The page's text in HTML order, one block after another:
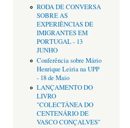
RODA DE CONVERSA
SOBRE AS
EXPERIÊNCIAS DE
IMIGRANTES EM
PORTUGAL - 13
JUNHO
Conferência sobre Mário
Henrique Leiria na UPP
- 18 de Maio
LANÇAMENTO DO
LIVRO
"COLECTÂNEA DO
CENTENÁRIO DE
VASCO CONÇALVES"